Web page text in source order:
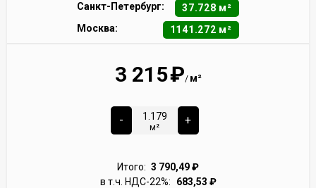
Санкт-Петербург:
37.728 м²
Москва:
1141.272 м²
3 215₽/ м²
-
м²
+
Итого: 3 790,49₽
в т.ч. НДС-22%:
683,53 ₽